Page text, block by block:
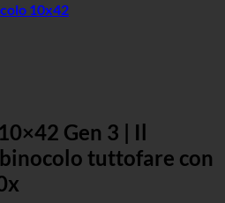
10x42
Gen 3 | Il
tuttofare con